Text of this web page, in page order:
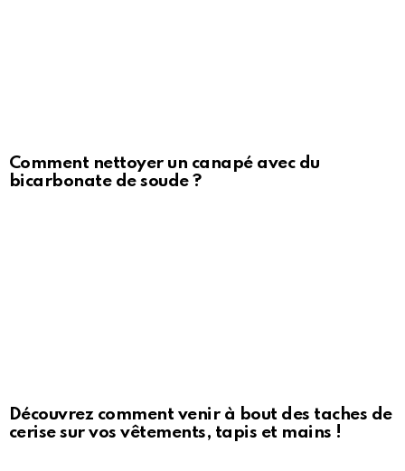
Comment nettoyer un canapé avec du
bicarbonate de soude ?
Découvrez comment venir à bout des taches de
cerise sur vos vêtements, tapis et mains !